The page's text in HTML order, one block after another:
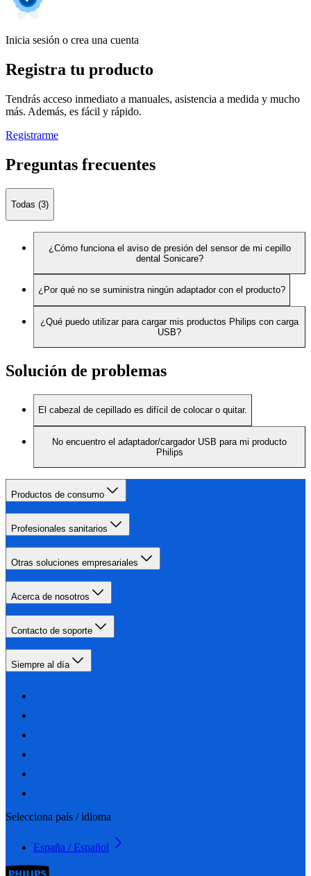
Inicia sesión o crea una cuenta
Registra tu producto
Tendrás acceso inmediato a manuales, asistencia a medida y mucho
más. Además, es fácil y rápido.
Registrarme
Preguntas frecuentes
Todas (3)
¿Cómo funciona el aviso de presión del sensor de mi cepillo
dental Sonicare?
¿Por qué no se suministra ningún adaptador con el producto?
¿Qué puedo utilizar para cargar mis productos Philips con carga
USB?
Solución de problemas
El cabezal de cepillado es difícil de colocar o quitar.
No encuentro el adaptador/cargador USB para mi producto
Philips
Productos de consumo
Profesionales sanitarios
Otras soluciones empresariales
Acerca de nosotros
Contacto de soporte
Siempre al día
Selecciona país / idioma
España / Español